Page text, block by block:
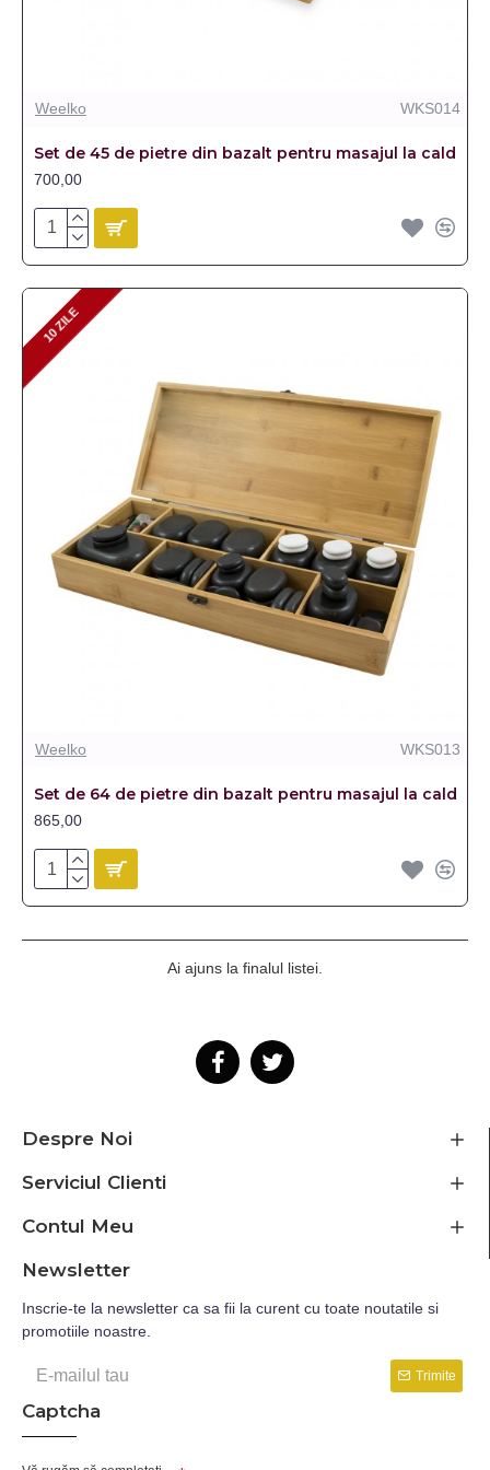
Weelko WKS014
Set de 45 de pietre din bazalt pentru masajul la cald
700,00
10 ZILE
10 ZILE
Weelko WKS013
Set de 64 de pietre din bazalt pentru masajul la cald
865,00
Ai ajuns la finalul listei.
Despre Noi
Serviciul Clienti
Contul Meu
Newsletter
Inscrie-te la newsletter ca sa fii la curent cu toate noutatile si
promotiile noastre.
Trimite
Captcha